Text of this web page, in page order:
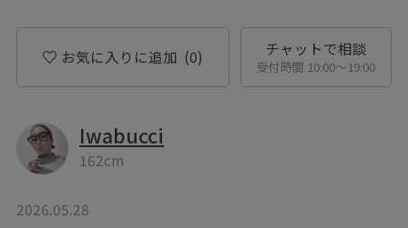
お気に入りに追加 (0) チャットで相談
受付時間 10:00〜19:00
Iwabucci
162cm
2026.05.28